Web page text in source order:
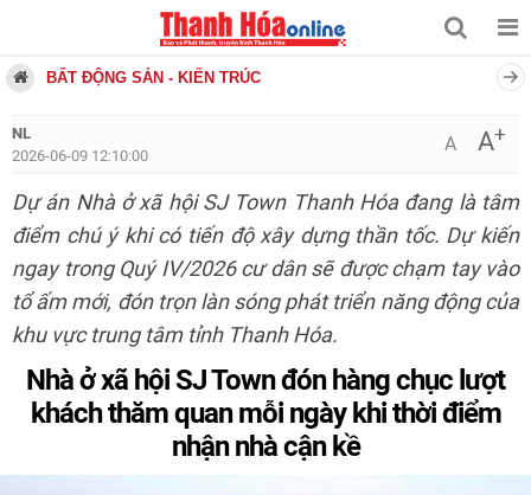
BẤT ĐỘNG SẢN - KIẾN TRÚC
NL
2026-06-09 12:10:00
A A+
Dự án Nhà ở xã hội SJ Town Thanh Hóa đang là tâm
điểm chú ý khi có tiến độ xây dựng thần tốc. Dự kiến
ngay trong Quý IV/2026 cư dân sẽ được chạm tay vào
tổ ấm mới, đón trọn làn sóng phát triển năng động của
khu vực trung tâm tỉnh Thanh Hóa.
Nhà ở xã hội SJ Town đón hàng chục lượt
khách thăm quan mỗi ngày khi thời điểm
nhận nhà cận kề